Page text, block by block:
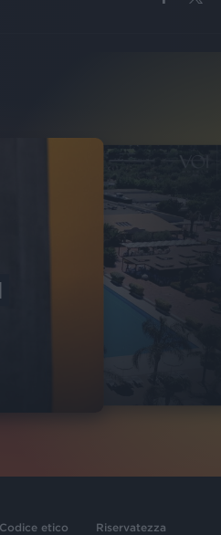
VILLAGE
Codice etico Riservatezza